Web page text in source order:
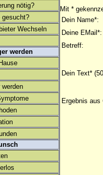
nötig?
gesucht?
Wechseln
werden
Mit *
Dein Name*:
Deine EMail*:
Betreff:
Dein Text*
Ergebnis aus